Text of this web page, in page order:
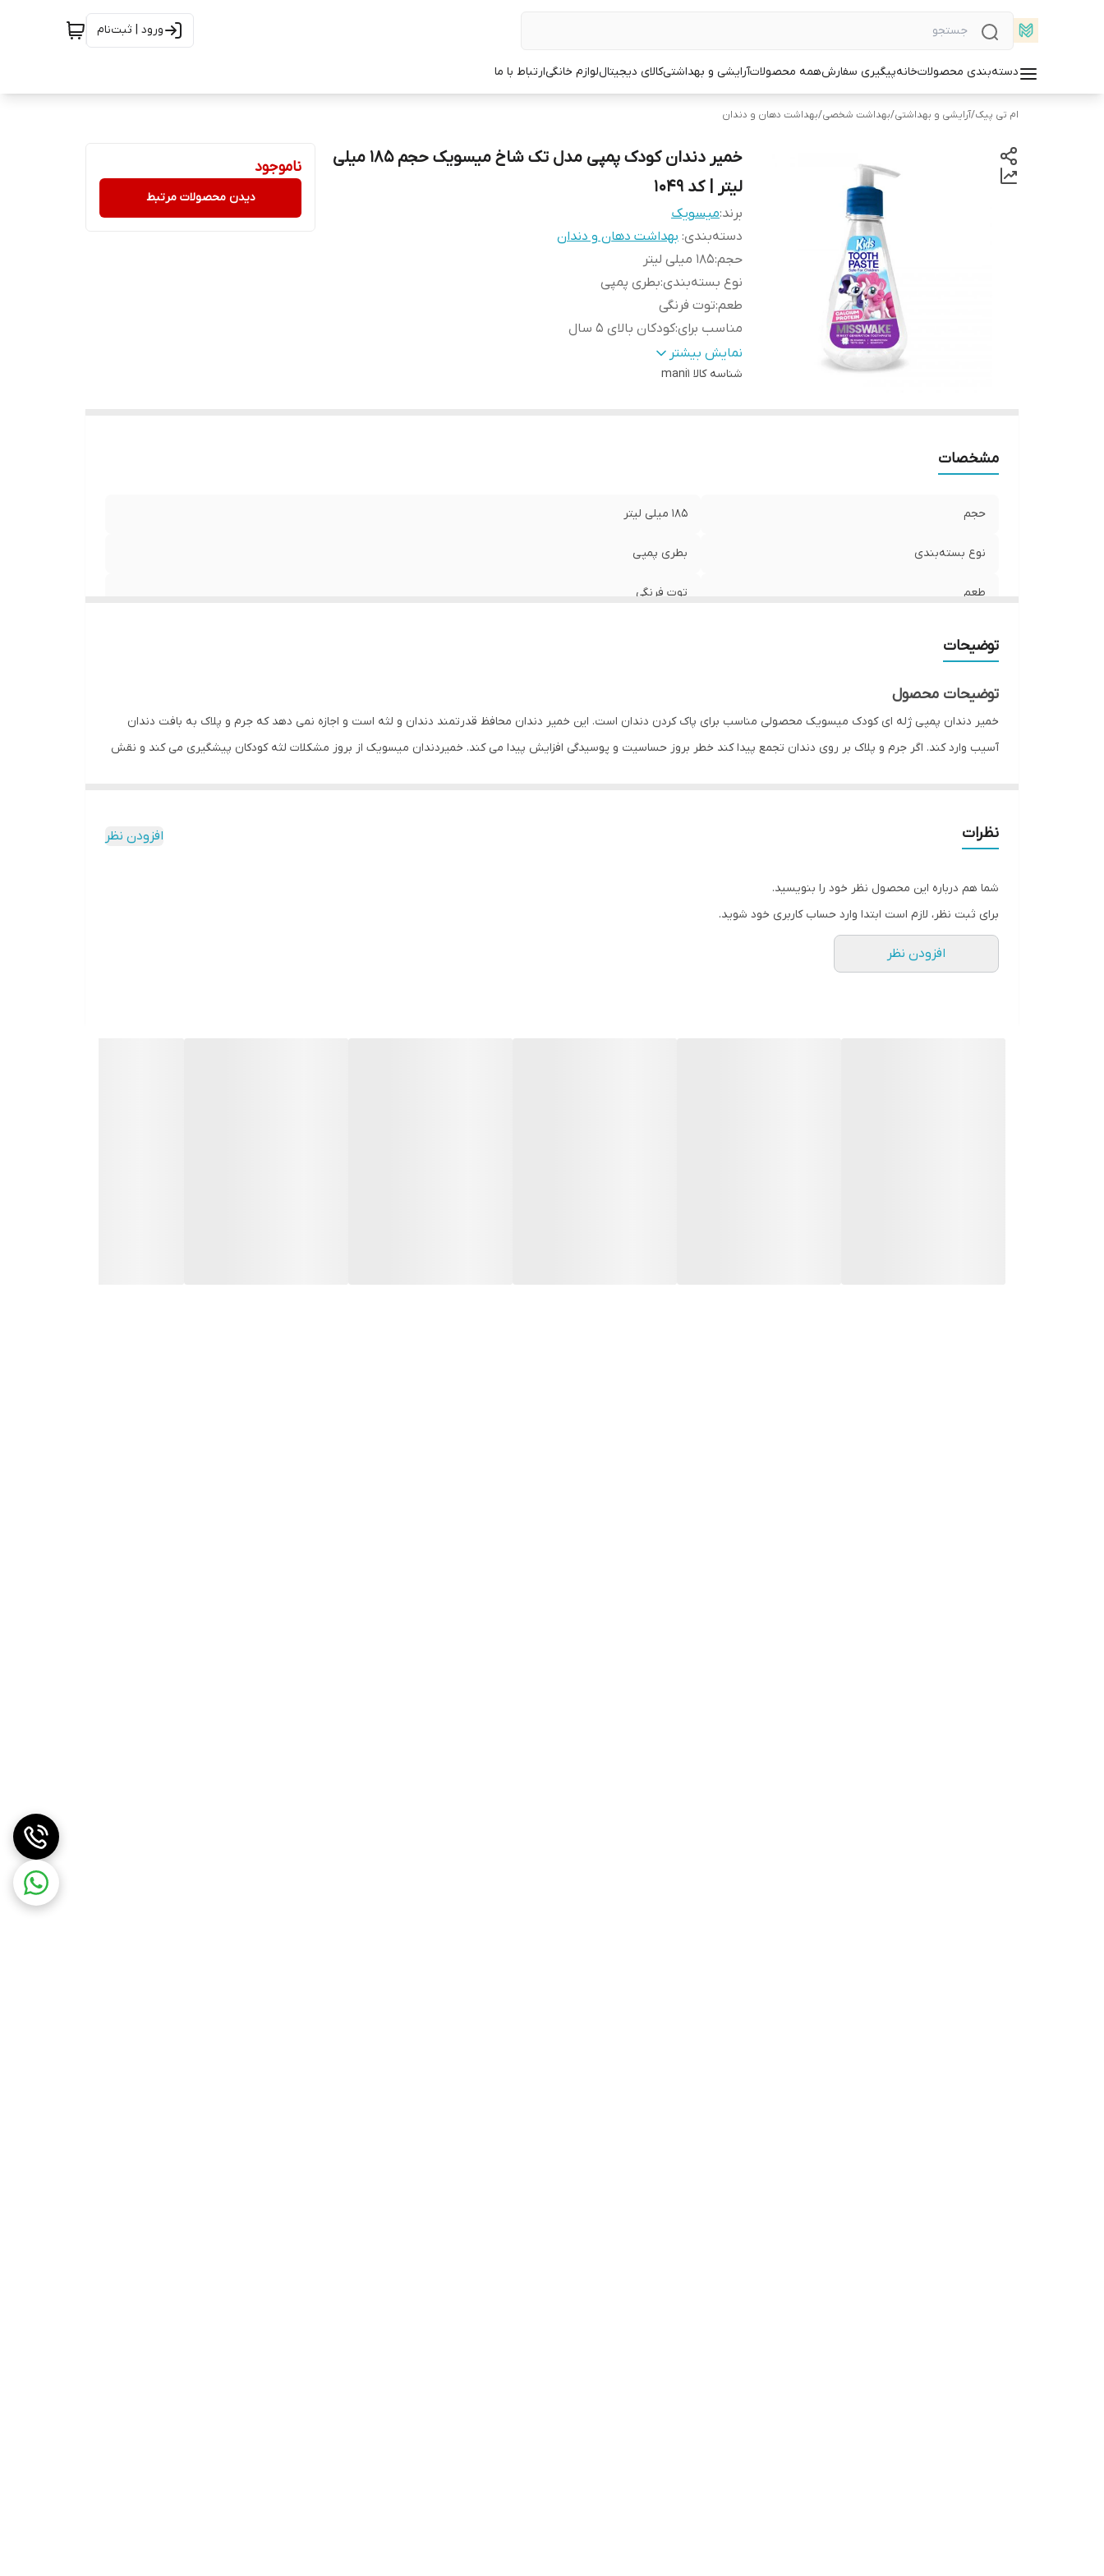
ورود | ثبت‌نام
دسته‌بندی محصولاتخانهپیگیری سفارشهمه محصولاتآرایشی و بهداشتیکالای دیجیتاللوازم خانگیارتباط با ما
ام تی پیک/آرایشی و بهداشتی/بهداشت شخصی/بهداشت دهان و دندان
خمیر دندان کودک پمپی مدل تک شاخ میسویک حجم 185 میلی
لیتر | کد 1049
برند:میسویک
دسته‌بندی: بهداشت دهان و دندان
حجم:185 میلی لیتر
نوع بسته‌بندی:بطری پمپی
طعم:توت فرنگی
مناسب برای:کودکان بالای 5 سال
ویژگی
محصول:
محافظ دندان‌های شیری - کمک به مبارزه با حفره‌های دندانی - ترمیم
کننده قسمت‌های حساس و آسیب دیده
نمایش بیشتر
شناسه کالا mani1
ناموجود
دیدن محصولات مرتبط
مشخصات
حجم 185 میلی لیتر
نوع بسته‌بندی بطری پمپی
طعم توت فرنگی
توضیحات
توضیحات محصول
خمیر دندان پمپی ژله ای کودک میسویک محصولی مناسب برای پاک کردن دندان است. این خمیر دندان محافظ قدرتمند دندان و لثه است و اجازه نمی دهد که جرم و پلاک به بافت دندان
آسیب وارد کند. اگر جرم و پلاک بر روی دندان تجمع پیدا کند خطر بروز حساسیت و پوسیدگی افزایش پیدا می کند. خمیردندان میسویک از بروز مشکلات لثه کودکان پیشگیری می کند و نقش
جرم و پلاک جلوگیری از بروز مشکلات لثه.
نظرات افزودن نظر
شما هم درباره این محصول نظر خود را بنویسید.
برای ثبت نظر، لازم است ابتدا وارد حساب کاربری خود شوید.
افزودن نظر